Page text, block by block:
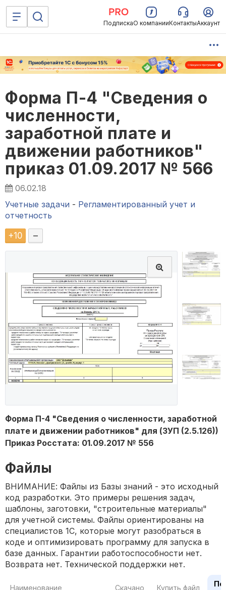
ПодпискаО компанииКонтактыАккаунт
Форма П-4 "Сведения о
численности,
заработной плате и
движении работников"
приказ 01.09.2017 № 566
06.02.18
Учетные задачи - Регламентированный учет и
отчетность
+10 –
Форма П-4 "Сведения о численности, заработной
плате и движении работников" для (ЗУП (2.5.126))
Приказ Росстата: 01.09.2017 № 556
Файлы
ВНИМАНИЕ: Файлы из Базы знаний - это исходный
код разработки. Это примеры решения задач,
шаблоны, заготовки, "строительные материалы"
для учетной системы. Файлы ориентированы на
специалистов 1С, которые могут разобраться в
коде и оптимизировать программу для запуска в
базе данных. Гарантии работоспособности нет.
Возврата нет. Технической поддержки нет.
Наименование Скачано Купить файл По